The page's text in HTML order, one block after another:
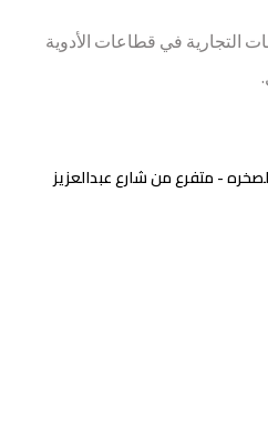
التجارية في قطاعات الأدوية
الصخره - متفرع من شارع عبدالعزيز